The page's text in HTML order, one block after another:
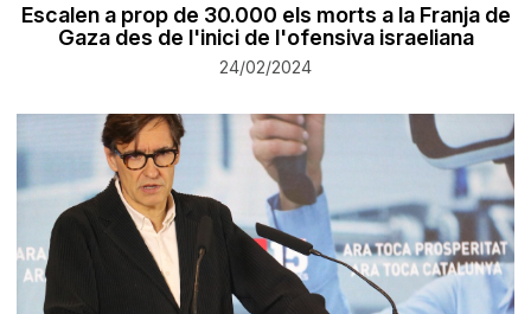
Escalen a prop de 30.000 els morts a la Franja de
Gaza des de l'inici de l'ofensiva israeliana
24/02/2024